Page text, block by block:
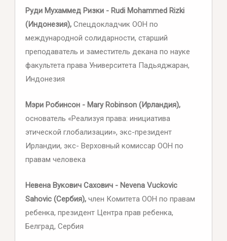
Руди Мухаммед Ризки - Rudi Mohammed Rizki
(Индонезия),Спецдокладчик ООН по
международной солидарности, старший
преподаватель и заместитель декана по науке
факультета права Университета Падьяджаран,
Индонезия
Мэри Робинсон - Mary Robinson (Ирландия),
основатель «Реализуя права: инициатива
этической глобализации», экс-президент
Ирландии, экс- Верховный комиссар ООН по
правам человека
Невена Вукович Сахович - Nevena Vuckovic
Sahovic (Сербия),член Комитета ООН по правам
ребенка, президент Центра прав ребенка,
Белград, Сербия